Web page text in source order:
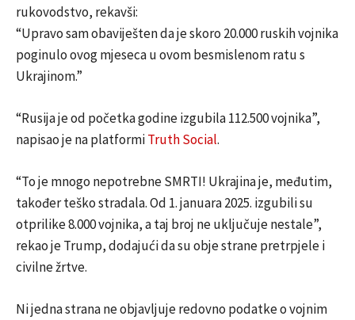
rukovodstvo, rekavši:
“Upravo sam obaviješten da je skoro 20.000 ruskih vojnika
poginulo ovog mjeseca u ovom besmislenom ratu s
Ukrajinom.”
“Rusija je od početka godine izgubila 112.500 vojnika”,
napisao je na platformiTruth Social.
“To je mnogo nepotrebne SMRTI! Ukrajina je, međutim,
također teško stradala. Od 1. januara 2025. izgubili su
otprilike 8.000 vojnika, a taj broj ne uključuje nestale”,
rekao je Trump, dodajući da su obje strane pretrpjele i
civilne žrtve.
Ni jedna strana ne objavljuje redovno podatke o vojnim